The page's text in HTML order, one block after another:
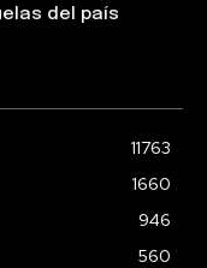
del país
11763
1660
946
560